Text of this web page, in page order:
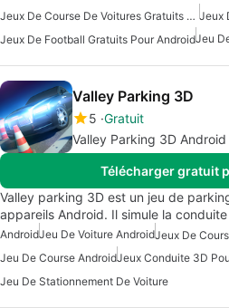
Jeux De Course De Voitures Gratuits Pour Android
Jeux De Football Gratuits Pour AndroidJeu
Valley Parking 3D
5 Gratuit
Valley Parking 3D
Télécharger gratuit
Valley parking 3D est un jeu de
appareils Android. Il simule la
AndroidJeu De Voiture Android
Jeu De Course AndroidJeux Conduite 3D
Jeu De Stationnement De Voiture